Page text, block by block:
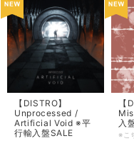
【DISTRO】
Unprocessed /
Artificial Void ※平
行輸入盤SALE
入